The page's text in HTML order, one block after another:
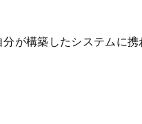
が構築したシステムに